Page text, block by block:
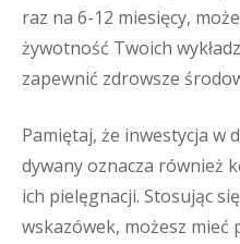
raz na 6-12 miesięcy,
żywotność Twoich
zapewnić zdrowsze
Pamiętaj, że inwestycja w
dywany oznacza również
ich pielęgnacji. Stosując
wskazówek, możesz mieć